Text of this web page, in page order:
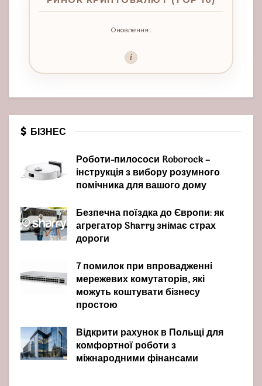
Оновлення...
i
БІЗНЕС
Роботи-пилососи Roborock –
інструкція з вибору розумного
помічника для вашого дому
Безпечна поїздка до Європи: як
агрегатор Sharry знімає страх
дороги
7 помилок при впровадженні
мережевих комутаторів, які
можуть коштувати бізнесу
простою
Відкрити рахунок в Польщі для
комфортної роботи з
міжнародними фінансами